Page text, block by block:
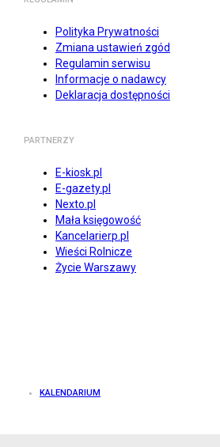
Polityka Prywatności
Zmiana ustawień zgód
Regulamin serwisu
Informacje o nadawcy
Deklaracja dostępności
PARTNERZY
E-kiosk.pl
E-gazety.pl
Nexto.pl
Mała księgowość
Kancelarierp.pl
Wieści Rolnicze
Życie Warszawy
KALENDARIUM